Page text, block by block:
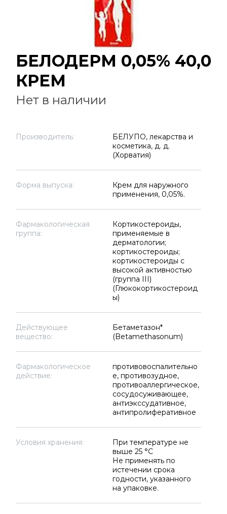
БЕЛОДЕРМ 0,05% 40,0
КРЕМ
Нет в наличии
Производитель:
БЕЛУПО, лекарства и
косметика, д. д.
(Хорватия)
Форма выпуска:
Крем для наружного
применения, 0,05%.
Фармакологическая
группа:
Кортикостероиды,
применяемые в
дерматологии;
кортикостероиды;
кортикостероиды с
высокой активностью
(группа III)
(Глюкокортикостероид
ы)
Действующее
вещество:
Бетаметазон*
(Betamethasonum)
Фармакологическое
действие:
противовоспалительно
е, противозудное,
противоаллергическое,
сосудосуживающее,
антиэкссудативное,
антипролиферативное
Условия хранения:
При температуре не
выше 25 °C
Не применять по
истечении срока
годности, указанного
на упаковке.